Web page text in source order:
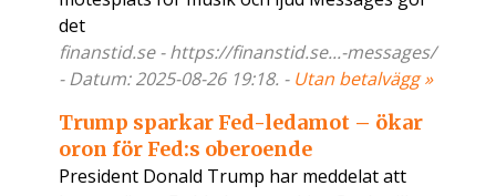
det
finanstid.se - https://finanstid.se...-messages/
- Datum: 2025-08-26 19:18. - Utan betalvägg »
Trump sparkar Fed-ledamot – ökar
oron för Fed:s oberoende
President Donald Trump har meddelat att